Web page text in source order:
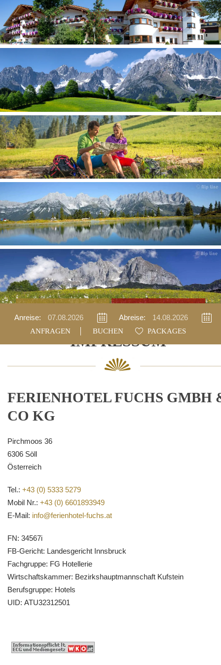
Anreise:
Abreise:
BUCHEN
PACKAGES
IMPRESSUM
FERIENHOTEL FUCHS GMBH
CO KG
Pirchmoos 36
6306 Söll
Österreich
Tel.: +43 (0) 5333 5279
Mobil Nr.: +43 (0) 6601893949
E-Mail: info@ferienhotel-fuchs.at
FN: 34567i
FB-Gericht: Landesgericht Innsbruck
Fachgruppe: FG Hotellerie
Wirtschaftskammer: Bezirkshauptmannschaft Kufstein
Berufsgruppe: Hotels
UID: ATU32312501